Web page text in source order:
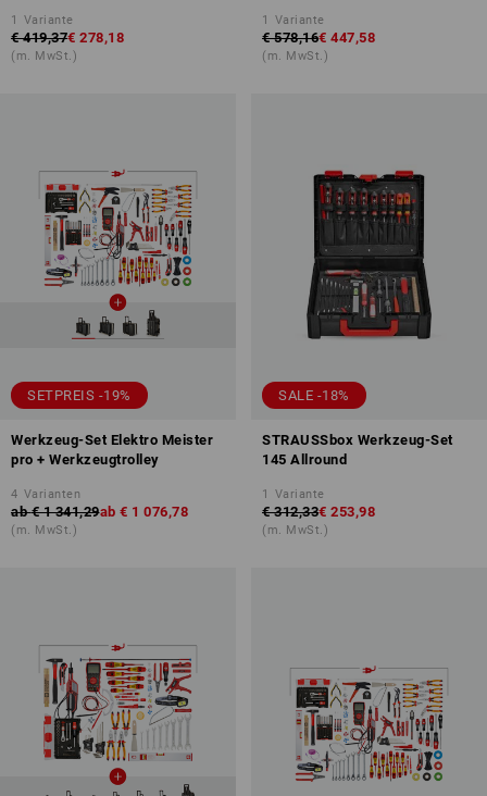
1 Variante
€ 419,37€ 278,18
(m. MwSt.)
1 Variante
€ 578,16€ 447,58
(m. MwSt.)
SETPREIS -19%
Werkzeug-Set Elektro Meister
pro + Werkzeugtrolley
4 Varianten
ab € 1 341,29ab € 1 076,78
(m. MwSt.)
SALE -18%
STRAUSSbox Werkzeug-Set
145 Allround
1 Variante
€ 312,33€ 253,98
(m. MwSt.)